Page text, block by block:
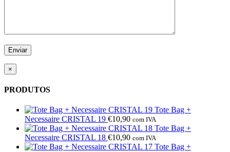
×
PRODUTOS
Tote Bag +
Necessaire CRISTAL 19 €10,90 com IVA
Tote Bag +
Necessaire CRISTAL 18 €10,90 com IVA
Tote Bag +